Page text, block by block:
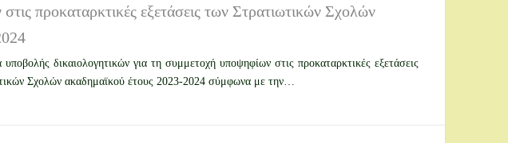
προκαταρκτικές εξετάσεις των Στρατιωτικών Σχολών
δικαιολογητικών για τη συμμετοχή υποψηφίων στις προκαταρκτικές εξετάσεις
Σχολών ακαδημαϊκού έτους 2023-2024 σύμφωνα με την…